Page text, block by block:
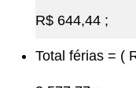
R$ 644,44 ;
Total férias = (